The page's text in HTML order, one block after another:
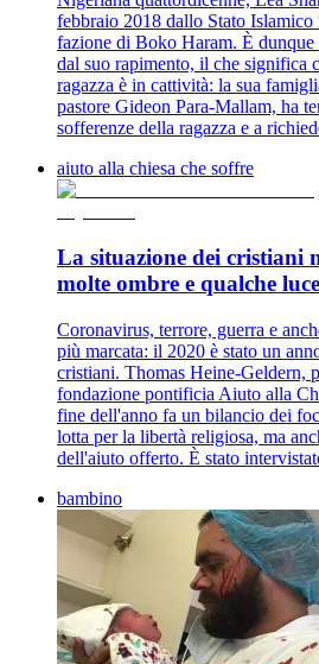
febbraio 2018 dallo Stato
fazione di Boko Haram. È
dal suo rapimento, il che significa
ragazza è in cattività: la sua
pastore Gideon Para-Mallam, ha
sofferenze della ragazza e a
aiuto alla chiesa che soffre
La situazione dei cristiani
molte ombre e qualche luce
Coronavirus, terrore, guerra e
più marcata: il 2020 è stato un
cristiani. Thomas Heine-Geldern,
fondazione pontificia Aiuto alla
fine dell'anno fa un bilancio dei
lotta per la libertà religiosa, ma
dell'aiuto offerto. È stato
bambino